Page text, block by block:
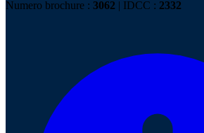
Numero brochure : 3062 | IDCC : 2332